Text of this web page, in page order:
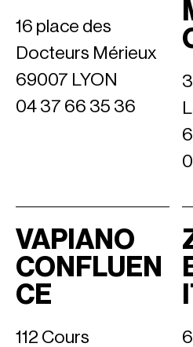
16 place des
Docteurs Mérieux
69007 LYON
04 37 66 35 36
VAPIANO
CONFLUEN
CE
112 Cours